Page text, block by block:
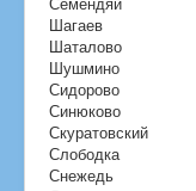
Шагаев
Шаталово
Шушмино
Сидорово
Синюково
Скуратовский
Слободка
Снежедь